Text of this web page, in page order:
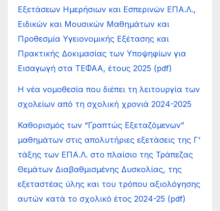
Εξετάσεων Ημερήσιων και Εσπερινών ΕΠΑ.Λ.,
Ειδικών και Μουσικών Μαθημάτων και
Προθεσμία Υγειονομικής Εξέτασης και
Πρακτικής Δοκιμασίας των Υποψηφίων για
Εισαγωγή στα ΤΕΦΑΑ, έτους 2025 (pdf)
Η νέα νομοθεσία που διέπει τη λειτουργία των
σχολείων από τη σχολική χρονιά 2024-2025
Καθορισμός των “Γραπτώς Εξεταζόμενων”
μαθημάτων στις απολυτήριες εξετάσεις της Γ’
τάξης των ΕΠΑ.Λ. στο πλαίσιο της Τράπεζας
Θεμάτων Διαβαθμισμένης Δυσκολίας, της
εξεταστέας ύλης και του τρόπου αξιολόγησης
αυτών κατά το σχολικό έτος 2024-25 (pdf)